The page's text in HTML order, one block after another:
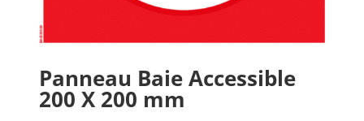
Panneau Baie Accessible
200 X 200 mm